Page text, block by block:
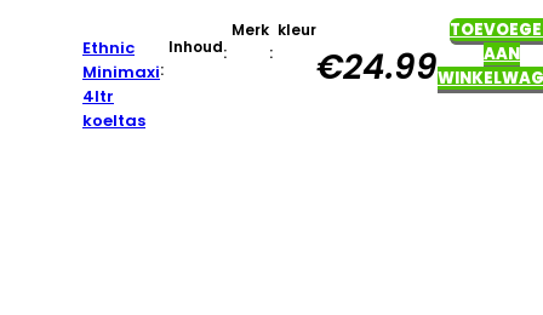
Ethnic
Minimaxi
4ltr
koeltas
Inhoud
:
Merk
:
kleur
:
€24.99
AAN